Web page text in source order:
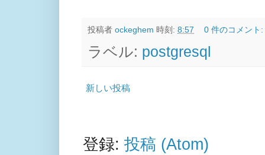
投稿者 ockeghem 時刻: 8:57 0 件のコメント
ラベル: postgresql
新しい投稿
登録: 投稿 (Atom)